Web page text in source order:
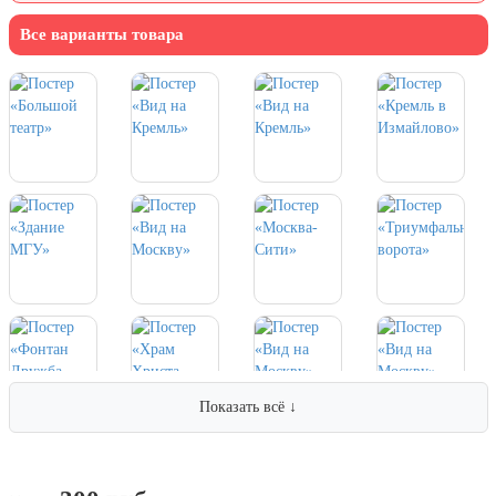
парада на Красной площади
7 ноября, День Октябрьской
революции
10 ноября, День сотрудника органов
внутренних дел РФ
19 ноября, День Ракетных Войск и
Артиллерии
5 декабря, День начала
контрнаступления советских войск
9 декабря, День Героев Отечества
Все варианты товара
Показать всё ↓